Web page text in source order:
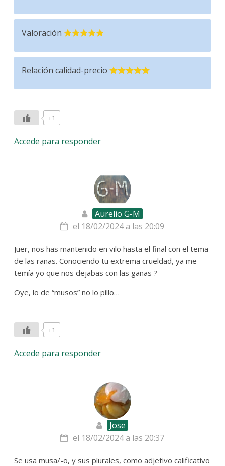
Valoración
Relación calidad-precio
+1
Accede para responder
Aurelio G-M
el 18/02/2024 a las 20:09
Juer, nos has mantenido en vilo hasta el final con el tema
de las ranas. Conociendo tu extrema crueldad, ya me
temía yo que nos dejabas con las ganas ?
Oye, lo de “musos” no lo pillo…
+1
Accede para responder
Jose
el 18/02/2024 a las 20:37
Se usa musa/-o, y sus plurales, como adjetivo calificativo